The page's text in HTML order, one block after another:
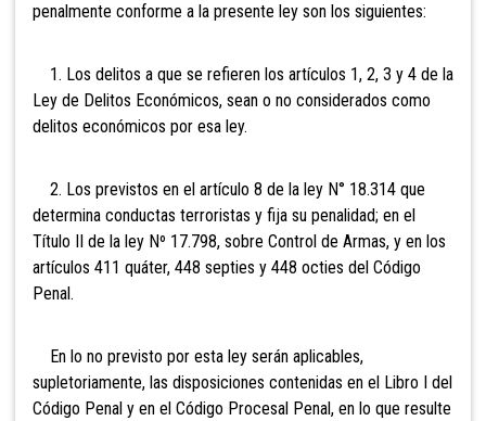
penalmente conforme a la presente ley son los siguientes:
1. Los delitos a que se refieren los artículos 1, 2, 3 y 4 de la
Ley de Delitos Económicos, sean o no considerados como
delitos económicos por esa ley.
2. Los previstos en el artículo 8 de la ley N° 18.314 que
determina conductas terroristas y fija su penalidad; en el
Título II de la ley Nº 17.798, sobre Control de Armas, y en los
artículos 411 quáter, 448 septies y 448 octies del Código
Penal.
En lo no previsto por esta ley serán aplicables,
supletoriamente, las disposiciones contenidas en el Libro I del
Código Penal y en el Código Procesal Penal, en lo que resulte